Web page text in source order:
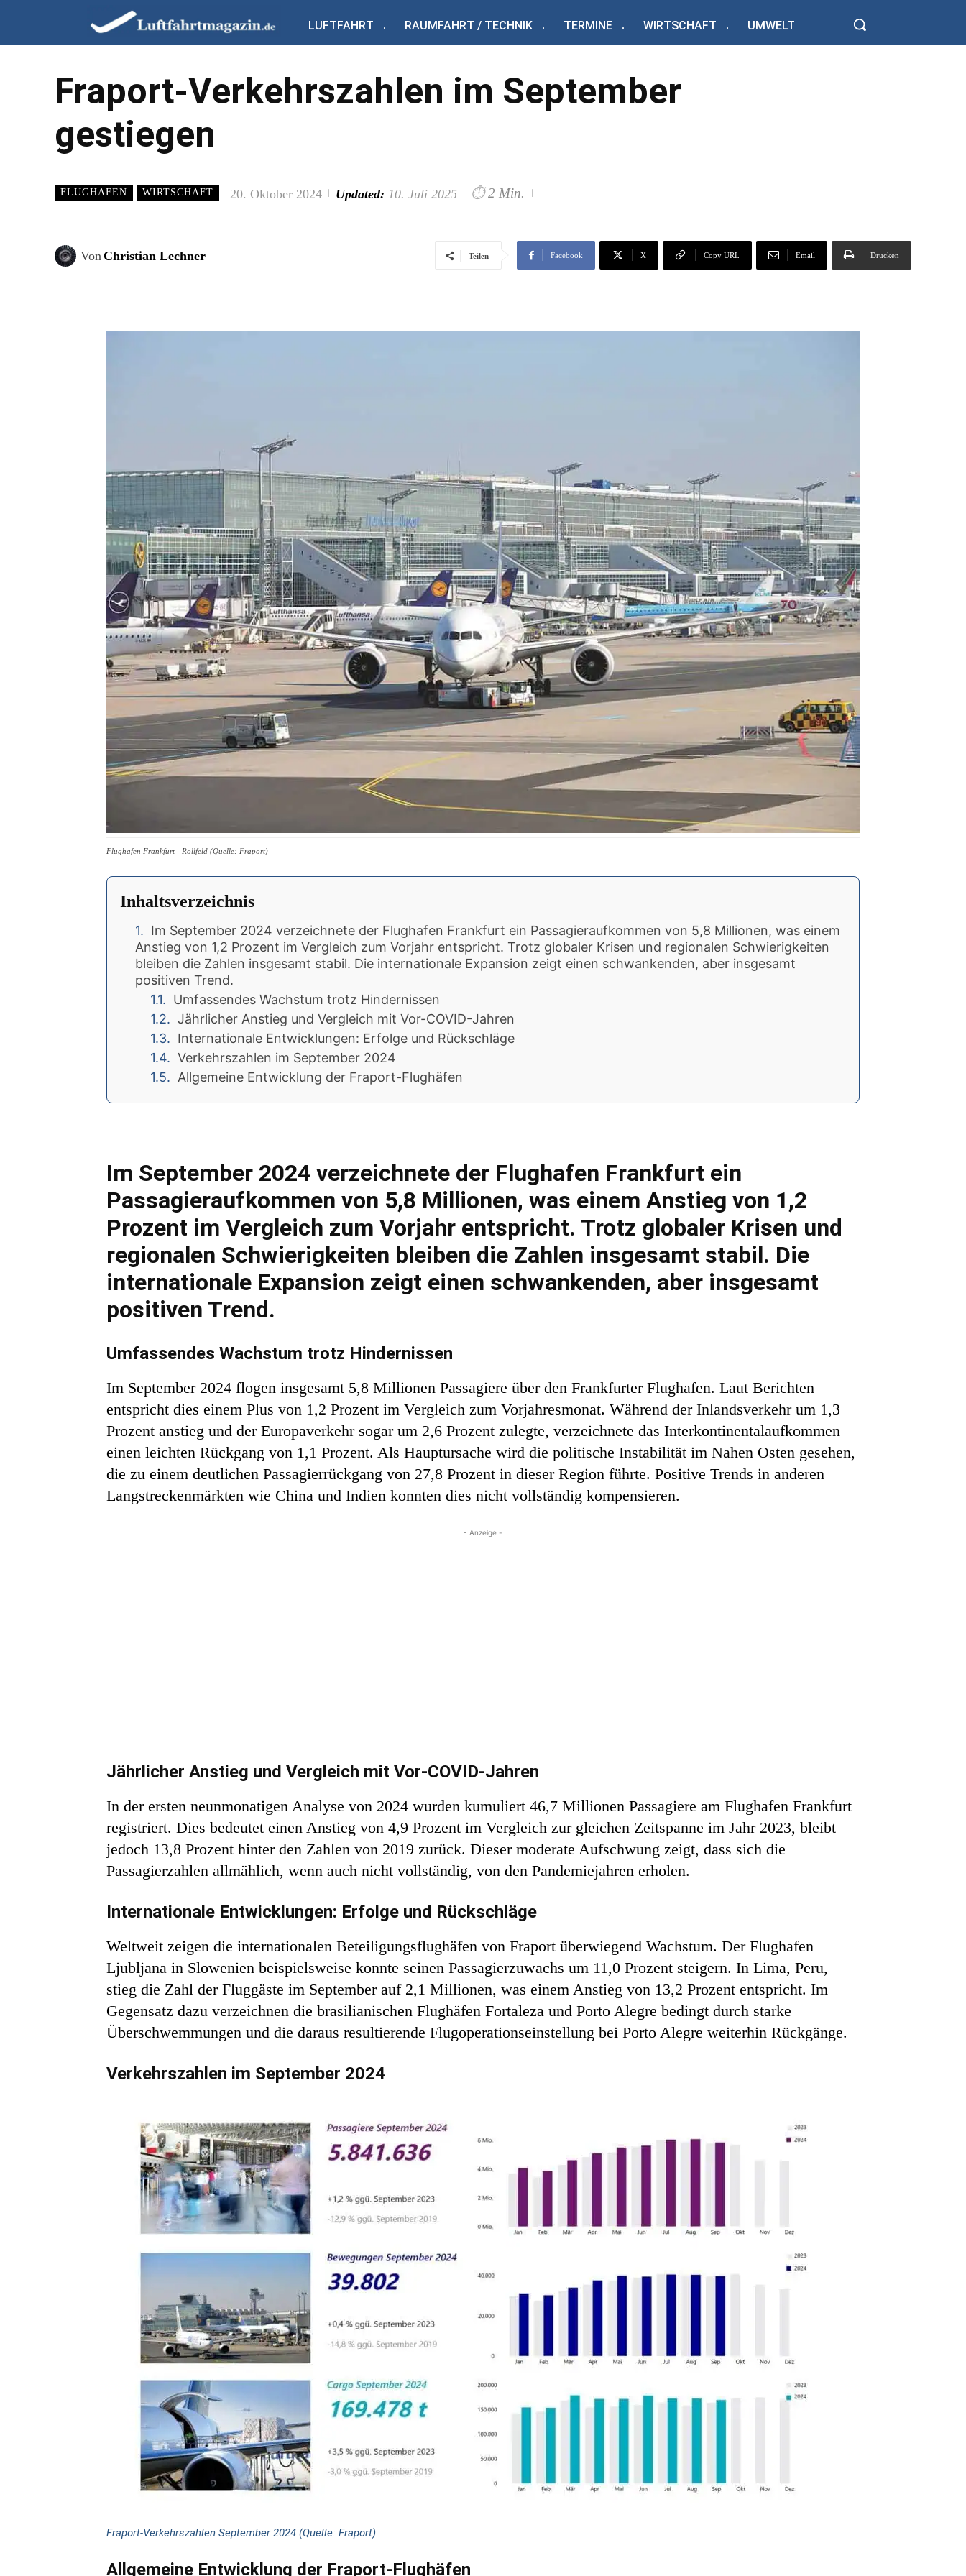
LUFTFAHRT RAUMFAHRT / TECHNIK TERMINE WIRTSCHAFT UMWELT
Fraport-Verkehrszahlen im September
gestiegen
FLUGHAFEN WIRTSCHAFT 20. Oktober 2024 Updated: 10. Juli 2025 ⏱ 2 Min.
VonChristian Lechner Teilen Facebook X Copy URL Email Drucken
Flughafen Frankfurt - Rollfeld (Quelle: Fraport)
Inhaltsverzeichnis
Im September 2024 verzeichnete der Flughafen Frankfurt ein Passagieraufkommen von 5,8 Millionen, was einem
Anstieg von 1,2 Prozent im Vergleich zum Vorjahr entspricht. Trotz globaler Krisen und regionalen Schwierigkeiten
bleiben die Zahlen insgesamt stabil. Die internationale Expansion zeigt einen schwankenden, aber insgesamt
positiven Trend.
Umfassendes Wachstum trotz Hindernissen
Jährlicher Anstieg und Vergleich mit Vor-COVID-Jahren
Internationale Entwicklungen: Erfolge und Rückschläge
Verkehrszahlen im September 2024
Allgemeine Entwicklung der Fraport-Flughäfen
Im September 2024 verzeichnete der Flughafen Frankfurt ein
Passagieraufkommen von 5,8 Millionen, was einem Anstieg von 1,2
Prozent im Vergleich zum Vorjahr entspricht. Trotz globaler Krisen und
regionalen Schwierigkeiten bleiben die Zahlen insgesamt stabil. Die
internationale Expansion zeigt einen schwankenden, aber insgesamt
positiven Trend.
Umfassendes Wachstum trotz Hindernissen
Im September 2024 flogen insgesamt 5,8 Millionen Passagiere über den Frankfurter Flughafen. Laut Berichten
entspricht dies einem Plus von 1,2 Prozent im Vergleich zum Vorjahresmonat. Während der Inlandsverkehr um 1,3
Prozent anstieg und der Europaverkehr sogar um 2,6 Prozent zulegte, verzeichnete das Interkontinentalaufkommen
einen leichten Rückgang von 1,1 Prozent. Als Hauptursache wird die politische Instabilität im Nahen Osten gesehen,
die zu einem deutlichen Passagierrückgang von 27,8 Prozent in dieser Region führte. Positive Trends in anderen
Langstreckenmärkten wie China und Indien konnten dies nicht vollständig kompensieren.
- Anzeige -
Jährlicher Anstieg und Vergleich mit Vor-COVID-Jahren
In der ersten neunmonatigen Analyse von 2024 wurden kumuliert 46,7 Millionen Passagiere am Flughafen Frankfurt
registriert. Dies bedeutet einen Anstieg von 4,9 Prozent im Vergleich zur gleichen Zeitspanne im Jahr 2023, bleibt
jedoch 13,8 Prozent hinter den Zahlen von 2019 zurück. Dieser moderate Aufschwung zeigt, dass sich die
Passagierzahlen allmählich, wenn auch nicht vollständig, von den Pandemiejahren erholen.
Internationale Entwicklungen: Erfolge und Rückschläge
Weltweit zeigen die internationalen Beteiligungsflughäfen von Fraport überwiegend Wachstum. Der Flughafen
Ljubljana in Slowenien beispielsweise konnte seinen Passagierzuwachs um 11,0 Prozent steigern. In Lima, Peru,
stieg die Zahl der Fluggäste im September auf 2,1 Millionen, was einem Anstieg von 13,2 Prozent entspricht. Im
Gegensatz dazu verzeichnen die brasilianischen Flughäfen Fortaleza und Porto Alegre bedingt durch starke
Überschwemmungen und die daraus resultierende Flugoperationseinstellung bei Porto Alegre weiterhin Rückgänge.
Verkehrszahlen im September 2024
Fraport-Verkehrszahlen September 2024 (Quelle: Fraport)
Allgemeine Entwicklung der Fraport-Flughäfen